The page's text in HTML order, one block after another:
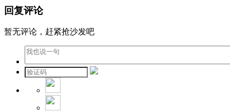
回复评论
暂无评论，赶紧抢沙发吧